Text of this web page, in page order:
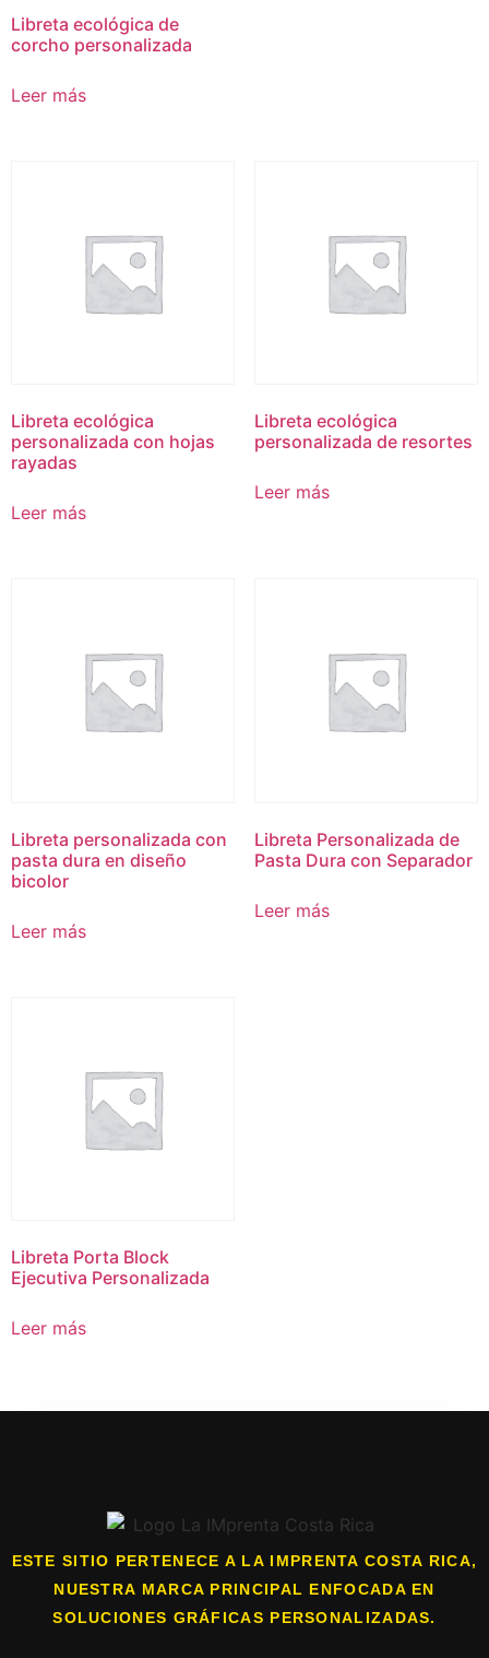
Libreta ecológica de
corcho personalizada
Leer más
Libreta ecológica
personalizada con hojas
rayadas
Leer más
Libreta ecológica
personalizada de resortes
Leer más
Libreta personalizada con
pasta dura en diseño
bicolor
Leer más
Libreta Personalizada de
Pasta Dura con Separador
Leer más
Libreta Porta Block
Ejecutiva Personalizada
Leer más
ESTE SITIO PERTENECE A LA IMPRENTA COSTA RICA,
NUESTRA MARCA PRINCIPAL ENFOCADA EN
SOLUCIONES GRÁFICAS PERSONALIZADAS.